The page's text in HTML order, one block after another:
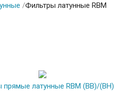
/Фильтры латунные RBM
прямые латунные RBM (ВВ)/(ВН)